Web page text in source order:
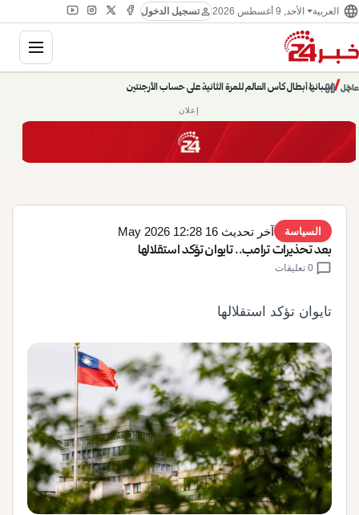
language العربية الأحد, 9 أغسطس 2026 personتسجيل الدخول
عاجل/
إسبانيا أبطال كأس العالم للمرة الثانية على حساب الأرجنتين
chevron_right
pause
chevron_left
إعلان
السياسة آخر تحديث 16 May 2026 12:28
بعد تحذيرات ترامب.. تايوان تؤكد استقلالها
chat_bubble
تايوان تؤكد استقلالها